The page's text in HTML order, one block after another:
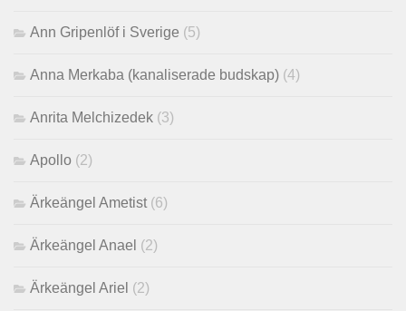
Ann Gripenlöf i Sverige (5)
Anna Merkaba (kanaliserade budskap) (4)
Anrita Melchizedek (3)
Apollo (2)
Ärkeängel Ametist (6)
Ärkeängel Anael (2)
Ärkeängel Ariel (2)